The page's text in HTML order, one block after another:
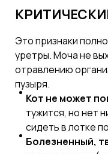
Это признаки
уретры. Моча не
отравлению
пузыря.
Кот не может
тужится, но нет
сидеть в лотке
Болезненный,